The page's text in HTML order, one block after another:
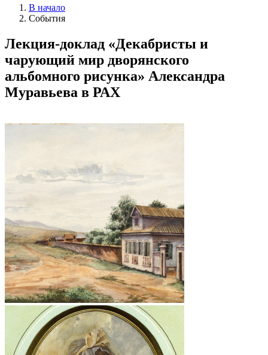
В начало
События
Лекция-доклад «Декабристы и
чарующий мир дворянского
альбомного рисунка» Александра
Муравьева в РАХ